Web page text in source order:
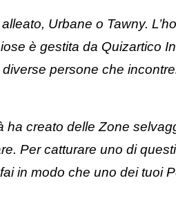
Urbane o Tawny.
è gestita da Quizartico
persone che
creato delle Zone
Per catturare uno di
in modo che uno dei tuoi